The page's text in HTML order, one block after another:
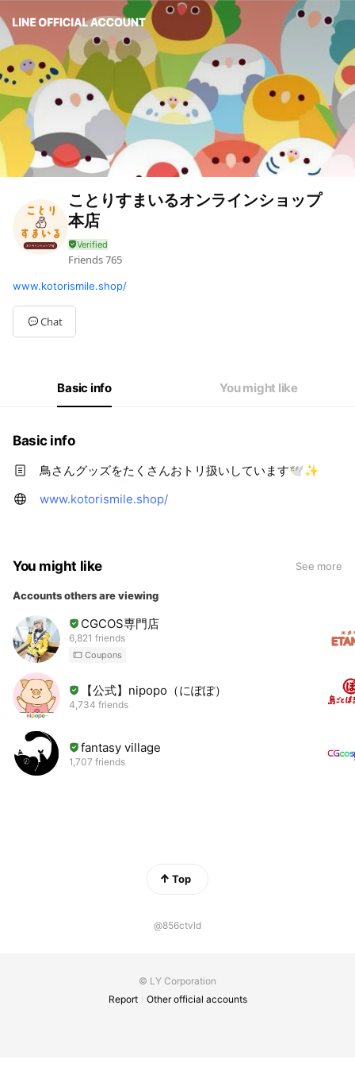
ことりすまいるオンラインショップ
本店
Friends765
www.kotorismile.shop/
Chat
Basic info You might like
Basic info
鳥さんグッズをたくさんおトリ扱いしています🕊✨
www.kotorismile.shop/
You might like See more
Accounts others are viewing
CGCOS専門店
6,821 friends
Coupons
【公式】nipopo（にぽぽ）
4,734 friends
fantasy village
1,707 friends
Top
@856ctvld
© LY Corporation
Report
Other official accounts